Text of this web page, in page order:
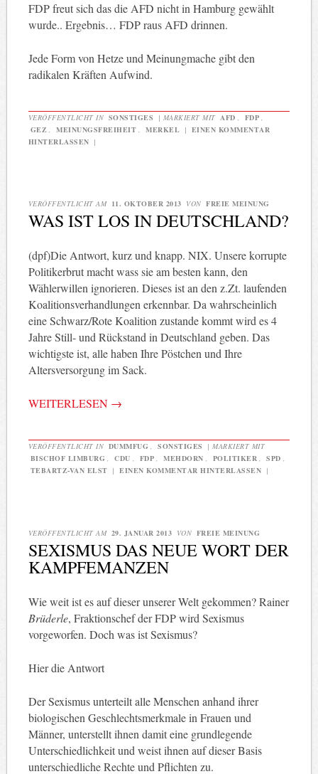
FDP freut sich das die AFD nicht in Hamburg gewählt
wurde.. Ergebnis… FDP raus AFD drinnen.
Jede Form von Hetze und Meinungmache gibt den
radikalen Kräften Aufwind.
VERÖFFENTLICHT IN SONSTIGES | MARKIERT MIT AFD FDP
GEZ
MEINUNGSFREIHEIT MERKEL | EINEN KOMMENTAR
HINTERLASSEN |
VERÖFFENTLICHT AM 11. OKTOBER 2013 VON FREIE MEINUNG
WAS IST LOS IN DEUTSCHLAND?
(dpf)Die Antwort, kurz und knapp. NIX. Unsere korrupte
Politikerbrut macht wass sie am besten kann, den
Wählerwillen ignorieren. Dieses ist an den z.Zt. laufenden
Koalitionsverhandlungen erkennbar. Da wahrscheinlich
eine Schwarz/Rote Koalition zustande kommt wird es 4
Jahre Still- und Rückstand in Deutschland geben. Das
wichtigste ist, alle haben Ihre Pöstchen und Ihre
Altersversorgung im Sack.
WEITERLESEN →
VERÖFFENTLICHT IN DUMMFUG , SONSTIGES |MARKIERT MIT
BISCHOF LIMBURG , CDU , FDP , MEHDORN , POLITIKER , SPD ,
TEBARTZ-VAN ELST | EINEN KOMMENTAR HINTERLASSEN |
VERÖFFENTLICHT AM 29. JANUAR 2013 VON FREIE MEINUNG
SEXISMUS DAS NEUE WORT DER
KAMPFEMANZEN
Wie weit ist es auf dieser unserer Welt gekommen? Rainer
Brüderle, Fraktionschef der FDP wird Sexismus
vorgeworfen. Doch was ist Sexismus?
Hier die Antwort
Der Sexismus unterteilt alle Menschen anhand ihrer
biologischen Geschlechtsmerkmale in Frauen und
Männer, unterstellt ihnen damit eine grundlegende
Unterschiedlichkeit und weist ihnen auf dieser Basis
unterschiedliche Rechte und Pflichten zu.